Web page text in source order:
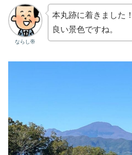
ならし帝
本丸跡に着きました！
良い景色ですね。